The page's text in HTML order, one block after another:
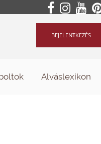
BEJELENTKEZÉS
Alváslexikon